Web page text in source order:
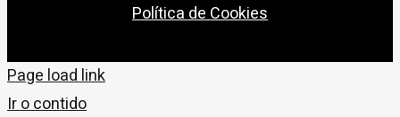
Política de Cookies
Page load link
Ir o contido